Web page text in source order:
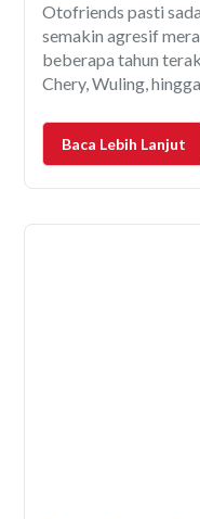
Otofriends pasti
semakin agresif
beberapa tahun
Chery, Wuling,
sorotan utama di
International Auto
Baca Lebih Lanjut